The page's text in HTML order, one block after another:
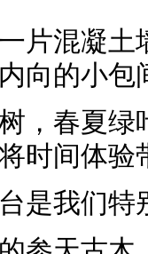
混凝土
向的小包
春夏绿
时间体验
我们特